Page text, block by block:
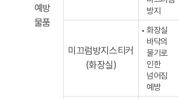
예방
물품
방지
미끄럼방지스티커
(화장실)
화장실
바닥의
물기로
인한
넘어짐
예방